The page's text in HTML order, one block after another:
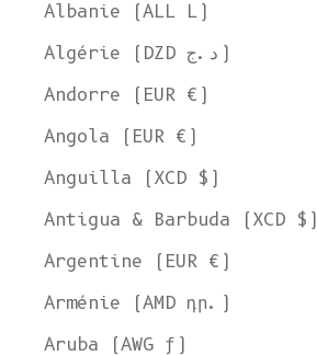
Albanie (ALL L)
Algérie (DZD د.ج)
Andorre (EUR €)
Angola (EUR €)
Anguilla (XCD $)
Antigua & Barbuda (XCD $)
Argentine (EUR €)
Arménie (AMD դր.)
Aruba (AWG ƒ)